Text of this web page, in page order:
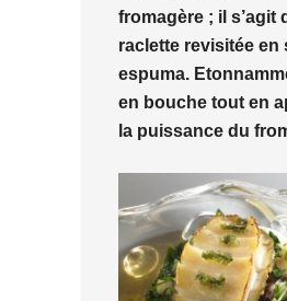
fromagère ; il s’agit
raclette revisitée en
espuma.
en bouche tout en
la puissance du